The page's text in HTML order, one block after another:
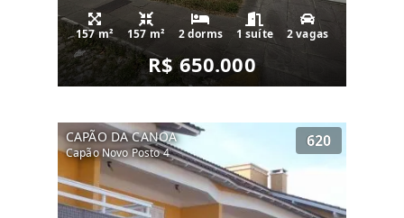
157 m² 157 m² 2 dorms 1 suíte 2 vagas
R$ 650.000
CAPÃO DA CANOA
Capão Novo Posto 4
620